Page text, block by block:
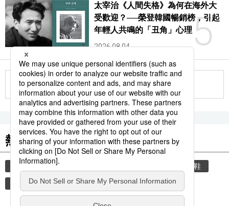
5
太宰治《人間失格》為何在海外大
受歡迎？──榮登韓國暢銷榜，引起
年輕人共鳴的「丑角」心理
2026.08.04
更多
熱門關鍵詞
教育 禮儀 脫鞋
時事通信新聞 飲食 歷史 觀光旅遊